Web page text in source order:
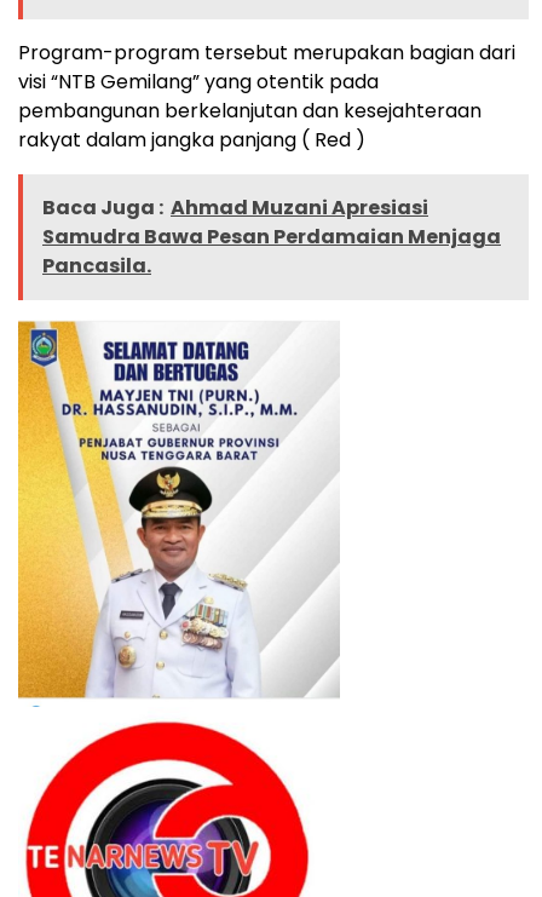
Program-program tersebut merupakan bagian dari
visi “NTB Gemilang” yang otentik pada
pembangunan berkelanjutan dan kesejahteraan
rakyat dalam jangka panjang ( Red )
Baca Juga : Ahmad Muzani Apresiasi
Samudra Bawa Pesan Perdamaian Menjaga
Pancasila.